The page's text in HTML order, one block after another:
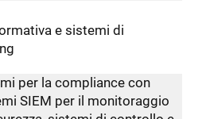
e sistemi di
per la compliance con
SIEM per il monitoraggio